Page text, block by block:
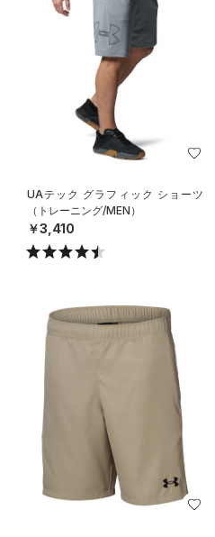
UAテック グラフィック ショーツ
（トレーニング/MEN）
￥3,410